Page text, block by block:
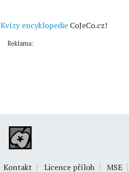
Kvízy encyklopedie CoJeCo.cz!
Reklama:
Kontakt Licence příloh MSE